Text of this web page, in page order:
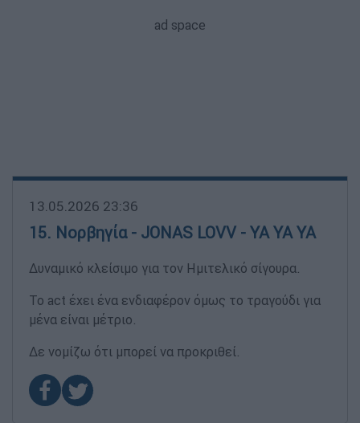
13.05.2026 23:36
15. Νορβηγία - JONAS LOVV - YA YA YA
Δυναμικό κλείσιμο για τον Ημιτελικό σίγουρα.
Το act έχει ένα ενδιαφέρον όμως το τραγούδι για
μένα είναι μέτριο.
Δε νομίζω ότι μπορεί να προκριθεί.